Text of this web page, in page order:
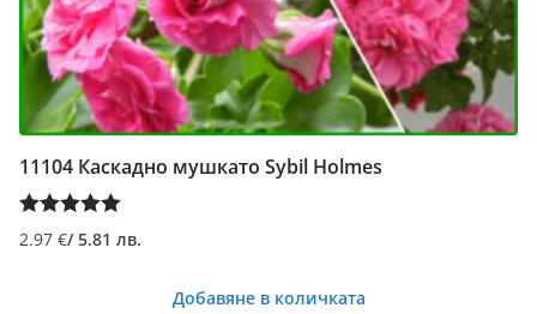
11104 Каскадно мушкато Sybil Holmes
Оценено с
2.97 €/ 5.81 лв.
Добавяне в количката